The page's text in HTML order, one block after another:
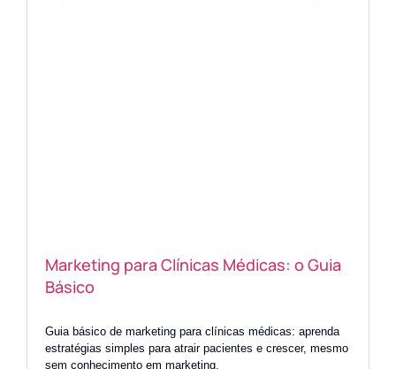
Marketing para Clínicas Médicas: o Guia
Básico
Guia básico de marketing para clínicas médicas: aprenda
estratégias simples para atrair pacientes e crescer, mesmo
sem conhecimento em marketing.